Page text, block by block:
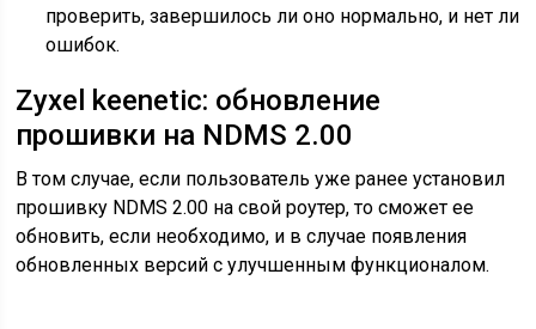
проверить, завершилось ли оно нормально, и нет ли
ошибок.
Zyxel keenetic: обновление
прошивки на NDMS 2.00
В том случае, если пользователь уже ранее установил
прошивку NDMS 2.00 на свой роутер, то сможет ее
обновить, если необходимо, и в случае появления
обновленных версий с улучшенным функционалом.